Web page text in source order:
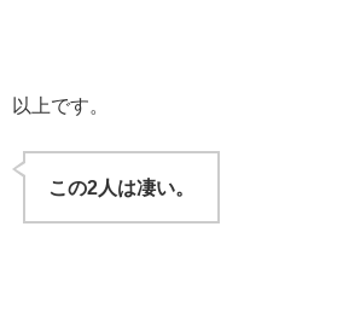
以上です。
この2人は凄い。